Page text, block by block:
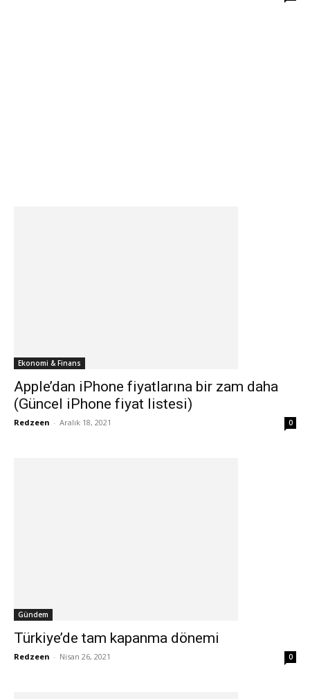
Ekonomi & Finans
Apple’dan iPhone fiyatlarına bir zam daha
(Güncel iPhone fiyat listesi)
Redzeen - Aralık 18, 2021 0
Gündem
Türkiye’de tam kapanma dönemi
Redzeen - Nisan 26, 2021 0